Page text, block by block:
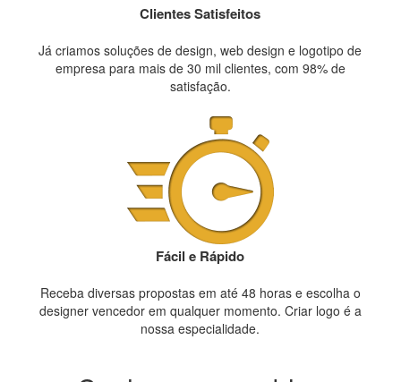
Clientes Satisfeitos
Já criamos soluções de design, web design e logotipo de
empresa para mais de 30 mil clientes, com 98% de
satisfação.
Fácil e Rápido
Receba diversas propostas em até 48 horas e escolha o
designer vencedor em qualquer momento. Criar logo é a
nossa especialidade.